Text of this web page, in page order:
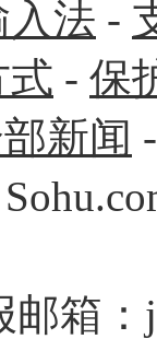
法 -
式 - 保
新闻
箱：